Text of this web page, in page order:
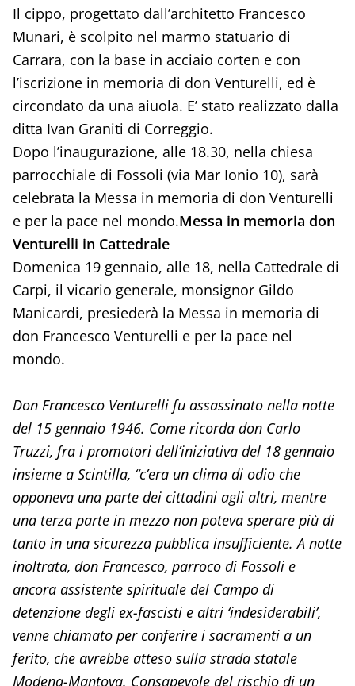
Il cippo, progettato dall’architetto Francesco
Munari, è scolpito nel marmo statuario di
Carrara, con la base in acciaio corten e con
l’iscrizione in memoria di don Venturelli, ed è
circondato da una aiuola. E’ stato realizzato dalla
ditta Ivan Graniti di Correggio.
Dopo l’inaugurazione, alle 18.30, nella chiesa
parrocchiale di Fossoli (via Mar Ionio 10), sarà
celebrata la Messa in memoria di don Venturelli
e per la pace nel mondo.Messa in memoria don
Venturelli in Cattedrale
Domenica 19 gennaio, alle 18, nella Cattedrale di
Carpi, il vicario generale, monsignor Gildo
Manicardi, presiederà la Messa in memoria di
don Francesco Venturelli e per la pace nel
mondo.
Don Francesco Venturelli fu assassinato nella notte
del 15 gennaio 1946. Come ricorda don Carlo
Truzzi, fra i promotori dell’iniziativa del 18 gennaio
insieme a Scintilla, “c’era un clima di odio che
opponeva una parte dei cittadini agli altri, mentre
una terza parte in mezzo non poteva sperare più di
tanto in una sicurezza pubblica insufficiente. A notte
inoltrata, don Francesco, parroco di Fossoli e
ancora assistente spirituale del Campo di
detenzione degli ex-fascisti e altri ‘indesiderabili’,
venne chiamato per conferire i sacramenti a un
ferito, che avrebbe atteso sulla strada statale
Modena-Mantova. Consapevole del rischio di un